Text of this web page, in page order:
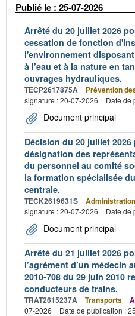
Publié le : 25-07-2026
Arrêté du 20 juillet 2026
cessation de fonction
l'environnement
à l’eau et à la nature en
ouvrages hydrauliques.
TECP2617875A Prévention
signature : 20-07-2026
Date de
Document principal
Décision du 20 juillet
désignation des
du personnel au comité
la formation spécialisée
centrale.
TECK2619631S
signature : 20-07-2026
Date de
Document principal
Arrêté du 21 juillet 2026
l’agrément d’un médecin
2010-708 du 29 juin 2010
conducteurs de trains.
TRAT2615237A Transports
07-2026
Date de publication :